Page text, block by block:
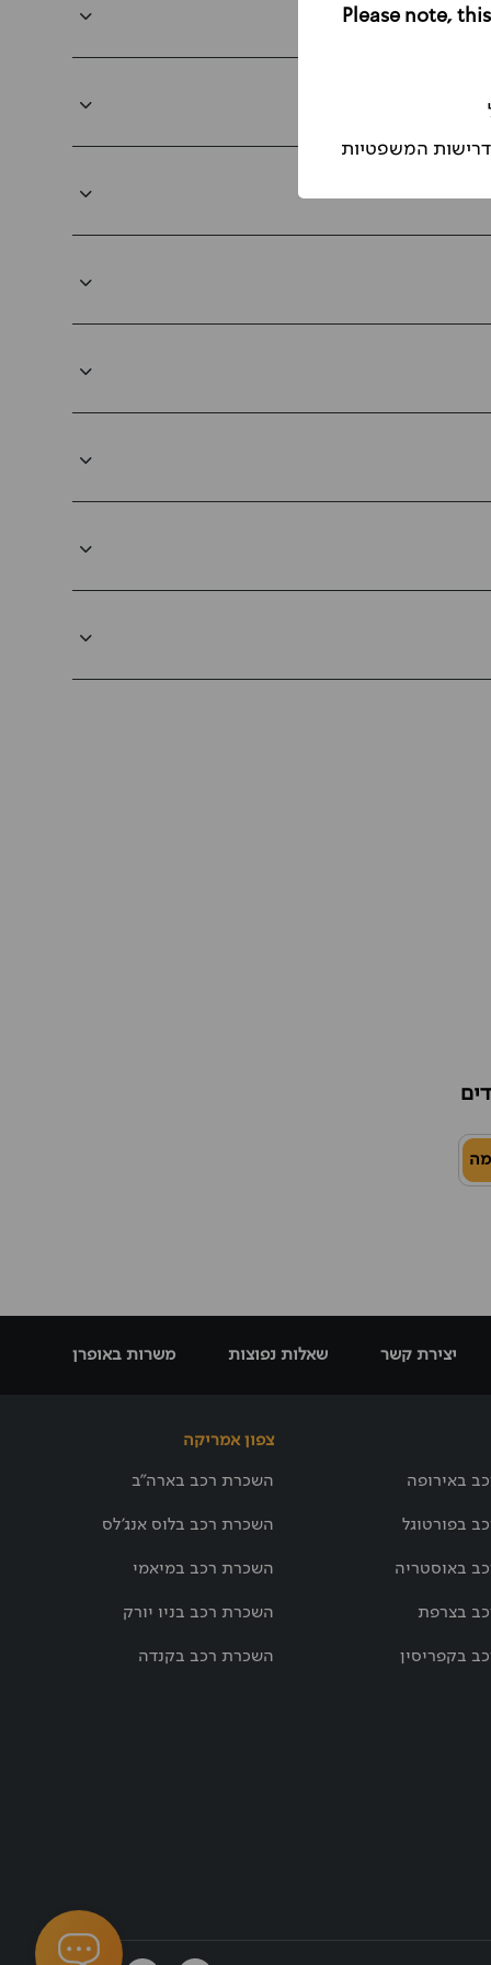
יצירת קשר שאלות נפוצות משרות באופרן
באירופה
בפורטוגל
באוסטריה
בצרפת
בקפריסין
צפון אמריקה
השכרת רכב בארה"ב
השכרת רכב בלוס אנג'לס
השכרת רכב במיאמי
השכרת רכב בניו יורק
השכרת רכב בקנדה
המשפטיות